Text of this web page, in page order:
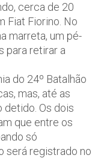
cerca de 20
Fiat Fiorino. No
marreta, um pé-
para retirar a
do 24º Batalhão
mas, até as
detido. Os dois
que entre os
só
será registrado no